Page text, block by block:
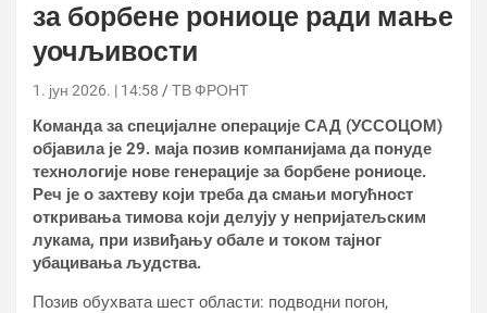
за борбене рониоце ради мање
уочљивости
1. јун 2026. | 14:58 ТВ ФРОНТ
Команда за специјалне операције САД (УССОЦОМ)
објавила је 29. маја позив компанијама да понуде
технологије нове генерације за борбене рониоце.
Реч је о захтеву који треба да смањи могућност
откривања тимова који делују у непријатељским
лукама, при извиђању обале и током тајног
убацивања људства.
Позив обухвата шест области: подводни погон,